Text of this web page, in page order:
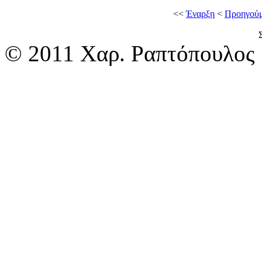
<<Έναρξη <
© 2011 Χαρ. Ραπτόπουλος